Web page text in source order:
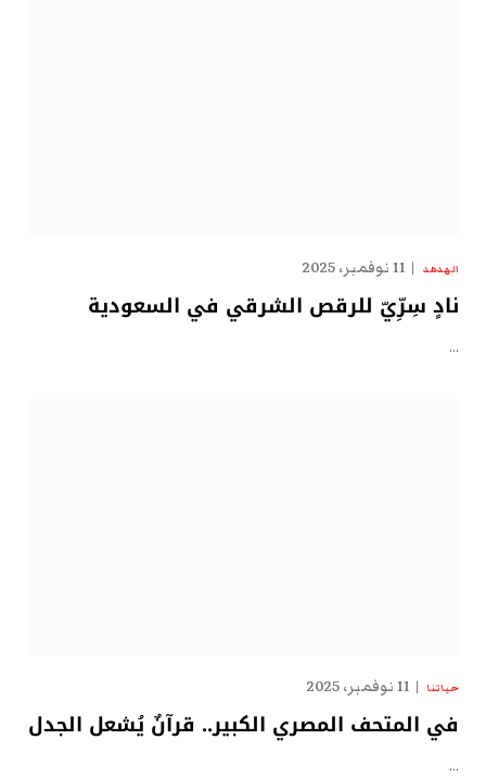
الهدهد 11 نوفمبر، 2025
نادٍ سِرِّيّ للرقص الشرقي في السعودية
…
حياتنا 11 نوفمبر، 2025
في المتحف المصري الكبير.. قرآنٌ يُشعل الجدل
…